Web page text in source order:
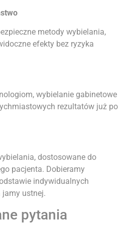
metody wybielania,
efekty bez ryzyka
wybielanie gabinetowe
rezultatów już po
dostosowane do
pacjenta. Dobieramy
indywidualnych
jamy ustnej.
pytania